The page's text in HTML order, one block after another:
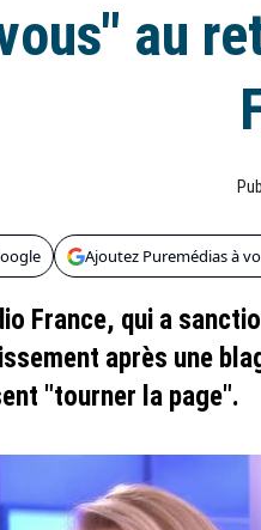
au
Ajoutez Puremédias à
France, qui a
après une
"tourner la page".